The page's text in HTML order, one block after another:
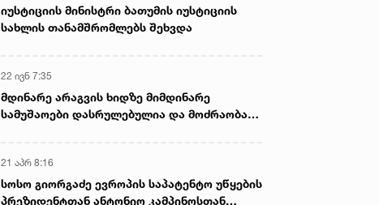
იუსტიციის მინისტრი ბათუმის იუსტიციის
სახლის თანამშრომლებს შეხვდა
22 ივნ 7:35
მდინარე არაგვის ხიდზე მიმდინარე
სამუშაოები დასრულებულია და მოძრაობა
21 აპრ 8:16
სოსო გიორგაძე ევროპის საპატენტო უწყების
პრეზიდენტთან ანტონიო კამპინოსთან